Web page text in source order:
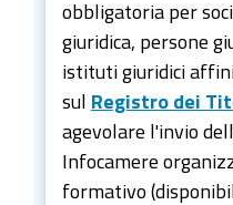
obbligatoria per
giuridica, persone
istituti giuridici
sul Registro dei
agevolare l'invio
Infocamere
formativo